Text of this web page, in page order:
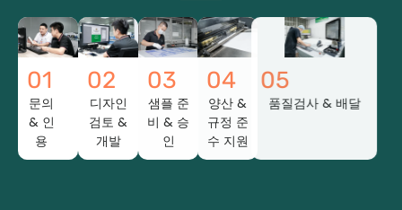
01
문의
& 인
용
02
디자인
검토 &
개발
03
샘플 준
비 & 승
인
04
양산 &
규정 준
수 지원
05
품질검사 & 배달